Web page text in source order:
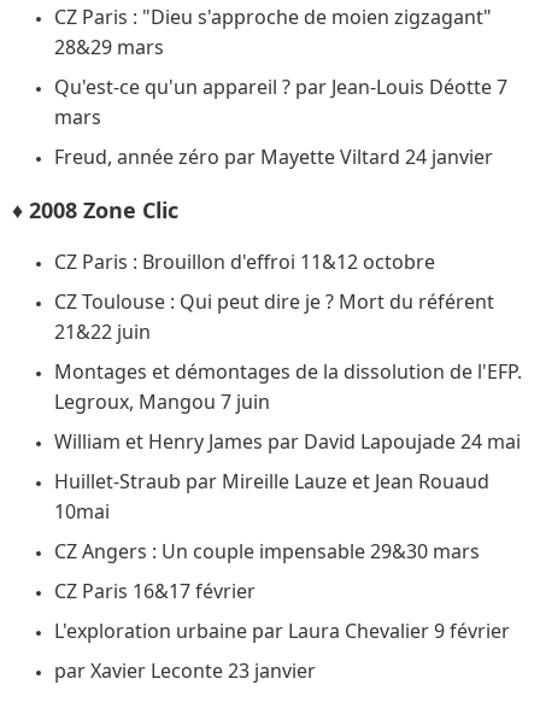
CZ Paris : "Dieu s'approche de moien zigzagant"
28&29 mars
Qu'est-ce qu'un appareil ? par Jean-Louis Déotte 7
mars
Freud, année zéro par Mayette Viltard 24 janvier
♦ 2008 Zone Clic
CZ Paris : Brouillon d'effroi 11&12 octobre
CZ Toulouse : Qui peut dire je ? Mort du référent
21&22 juin
Montages et démontages de la dissolution de l'EFP.
Legroux, Mangou 7 juin
William et Henry James par David Lapoujade 24 mai
Huillet-Straub par Mireille Lauze et Jean Rouaud
10mai
CZ Angers : Un couple impensable 29&30 mars
CZ Paris 16&17 février
L'exploration urbaine par Laura Chevalier 9 février
par Xavier Leconte 23 janvier